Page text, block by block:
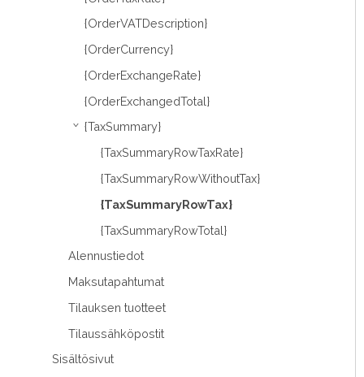
{OrderVATDescription}
{OrderCurrency}
{OrderExchangeRate}
{OrderExchangedTotal}
› {TaxSummary}
{TaxSummaryRowTaxRate}
{TaxSummaryRowWithoutTax}
{TaxSummaryRowTax}
{TaxSummaryRowTotal}
Alennustiedot
Maksutapahtumat
Tilauksen tuotteet
Tilaussähköpostit
Sisältösivut